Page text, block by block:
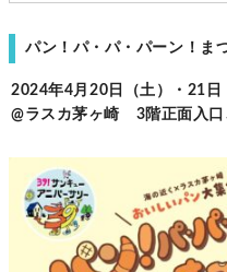
パン！パ・パ・パーン！ま
2024年4月20日（土）・21日
@ラスカ茅ヶ崎 3階正面入口